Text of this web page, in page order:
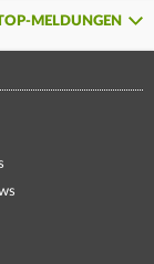
MELDUNGEN